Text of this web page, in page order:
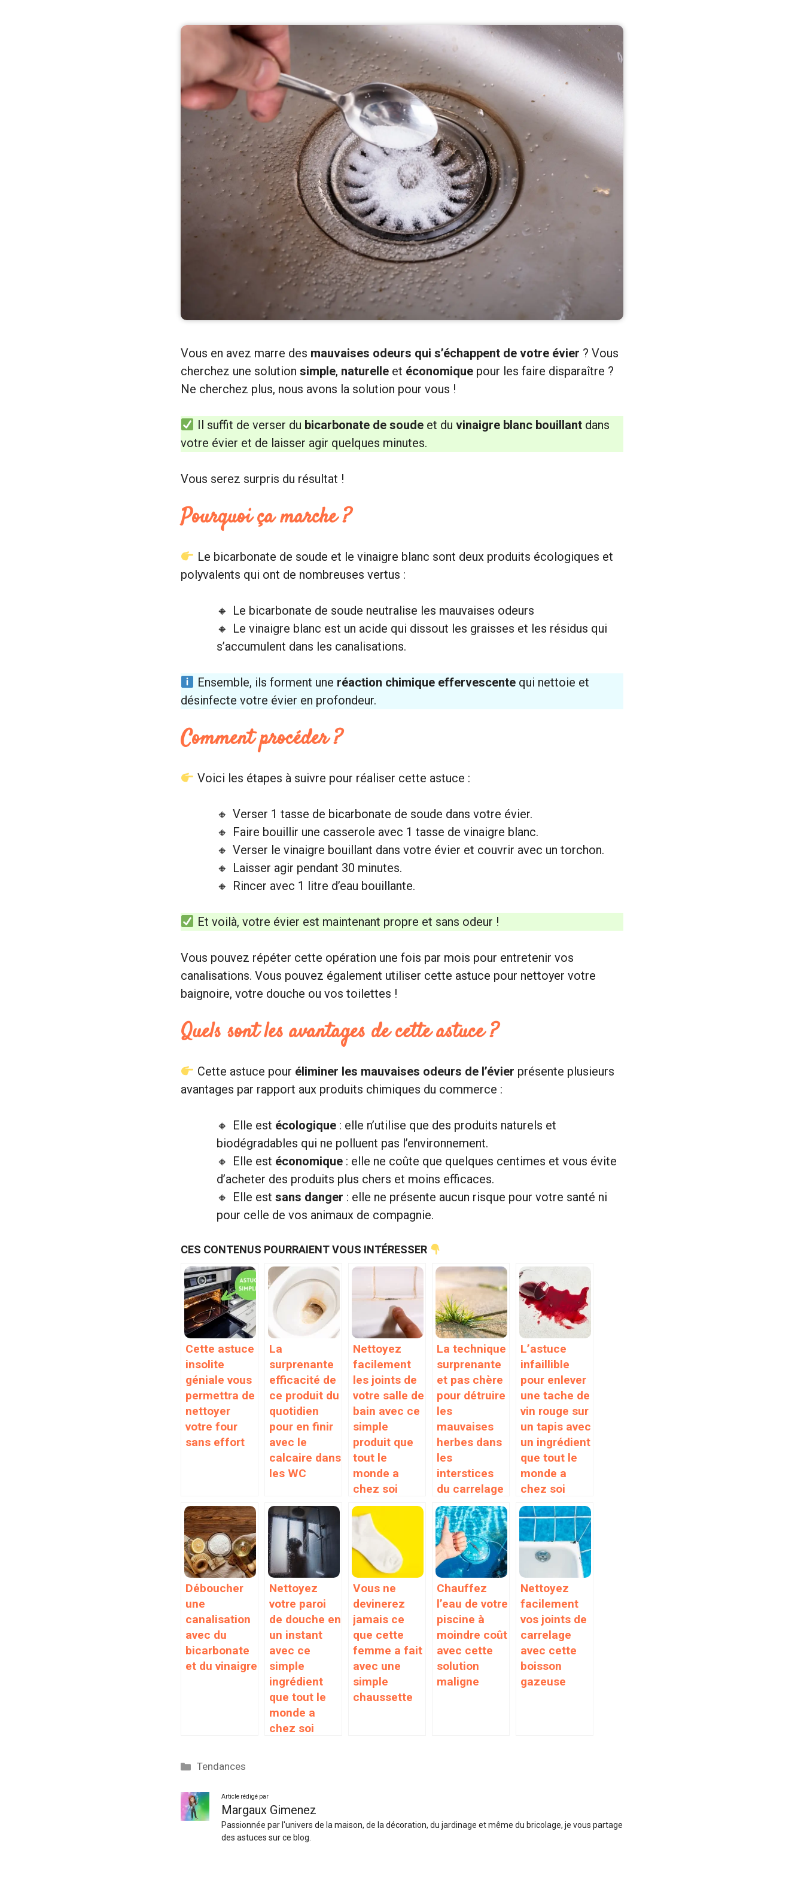
Vous en avez marre des mauvaises odeurs qui s’échappent de votre évier ? Vous
cherchez une solution simple, naturelle et économique pour les faire disparaître ?
Ne cherchez plus, nous avons la solution pour vous !
Il suffit de verser du bicarbonate de soudeet du vinaigre blanc bouillantdans
votre évier et de laisser agir quelques minutes.
Vous serez surpris du résultat !
Pourquoi ça marche ?
Le bicarbonate de soude et le vinaigre blanc sont deux produits écologiques et
polyvalents qui ont de nombreuses vertus :
Le bicarbonate de soude neutralise les mauvaises odeurs
Le vinaigre blanc est un acide qui dissout les graisses et les résidus qui
s’accumulent dans les canalisations.
Ensemble, ils forment une réaction chimique effervescentequi nettoie et
désinfecte votre évier en profondeur.
Comment procéder ?
Voici les étapes à suivre pour réaliser cette astuce :
Verser 1 tasse de bicarbonate de soude dans votre évier.
Faire bouillir une casserole avec 1 tasse de vinaigre blanc.
Verser le vinaigre bouillant dans votre évier et couvrir avec un torchon.
Laisser agir pendant 30 minutes.
Rincer avec 1 litre d’eau bouillante.
Et voilà, votre évier est maintenant propre et sans odeur !
Vous pouvez répéter cette opération une fois par mois pour entretenir vos
canalisations. Vous pouvez également utiliser cette astuce pour nettoyer votre
baignoire, votre douche ou vos toilettes !
Quels sont les avantages de cette astuce ?
Cette astuce pour éliminer les mauvaises odeurs de l’évier présente plusieurs
avantages par rapport aux produits chimiques du commerce :
Elle est écologique : elle n’utilise que des produits naturels et
biodégradables qui ne polluent pas l’environnement.
Elle est économique : elle ne coûte que quelques centimes et vous évite
d’acheter des produits plus chers et moins efficaces.
Elle est sans danger : elle ne présente aucun risque pour votre santé ni
pour celle de vos animaux de compagnie.
CES CONTENUS POURRAIENT VOUS INTÉRESSER
Cette astuce
insolite
géniale vous
permettra de
nettoyer
votre four
sans effort
La
surprenante
efficacité de
ce produit du
quotidien
pour en finir
avec le
calcaire dans
les WC
Nettoyez
facilement
les joints de
votre salle de
bain avec ce
simple
produit que
tout le
monde a
chez soi
La technique
surprenante
et pas chère
pour détruire
les
mauvaises
herbes dans
les
interstices
du carrelage
L’astuce
infaillible
pour enlever
une tache de
vin rouge sur
un tapis avec
un ingrédient
que tout le
monde a
chez soi
Déboucher
une
canalisation
avec du
bicarbonate
et du vinaigre
Nettoyez
votre paroi
de douche en
un instant
avec ce
simple
ingrédient
que tout le
monde a
chez soi
Vous ne
devinerez
jamais ce
que cette
femme a fait
avec une
simple
chaussette
Chauffez
l’eau de votre
piscine à
moindre coût
avec cette
solution
maligne
Nettoyez
facilement
vos joints de
carrelage
avec cette
boisson
gazeuse
Catégories
Tendances
Article rédigé par
Margaux Gimenez
Passionnée par l'univers de la maison, de la décoration, du jardinage et même du bricolage, je vous partage
des astuces sur ce blog.